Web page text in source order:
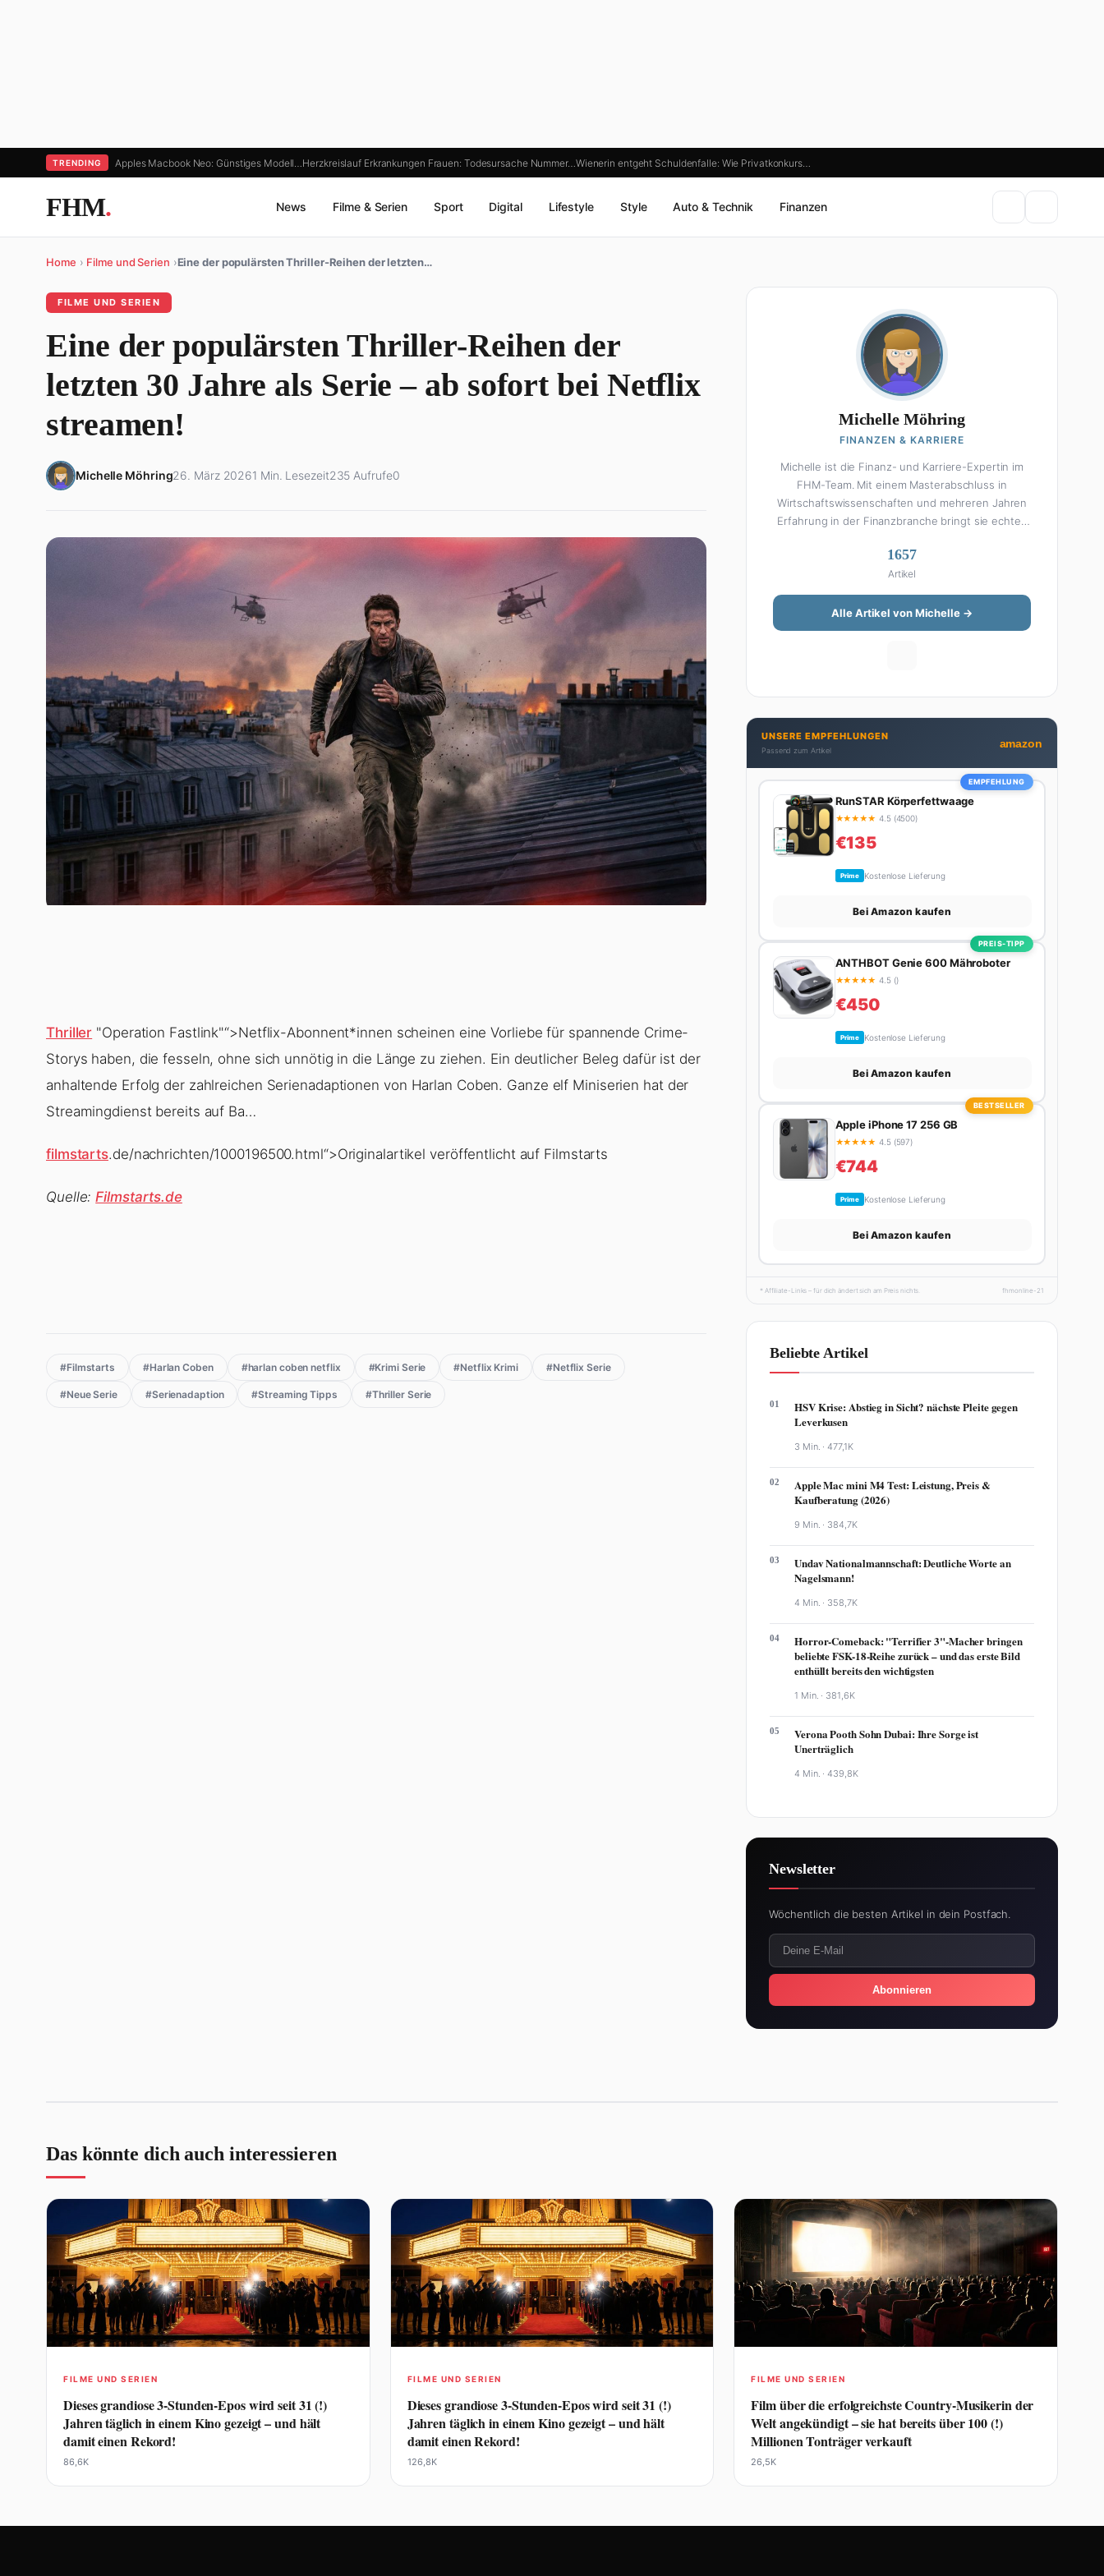
TRENDING Apples Macbook Neo: Günstiges Modell… Herzkreislauf Erkrankungen Frauen: Todesursache Nummer… Wienerin entgeht Schuldenfalle: Wie Privatkonkurs…
FHM. News Filme & Serien Sport Digital Lifestyle Style Auto & Technik Finanzen
Home › Filme und Serien ›Eine der populärsten Thriller-Reihen der letzten…
FILME UND SERIEN
Eine der populärsten Thriller-Reihen der
letzten 30 Jahre als Serie – ab sofort bei Netflix
streamen!
Michelle Möhring26. März 20261 Min. Lesezeit235 Aufrufe0
Thriller "Operation Fastlink"“>Netflix-Abonnent*innen scheinen eine Vorliebe für spannende Crime-
Storys haben, die fesseln, ohne sich unnötig in die Länge zu ziehen. Ein deutlicher Beleg dafür ist der
anhaltende Erfolg der zahlreichen Serienadaptionen von Harlan Coben. Ganze elf Miniserien hat der
Streamingdienst bereits auf Ba…
filmstarts.de/nachrichten/1000196500.html“>Originalartikel veröffentlicht auf Filmstarts
Quelle:Filmstarts.de
#Filmstarts #Harlan Coben #harlan coben netflix #Krimi Serie #Netflix Krimi #Netflix Serie
#Neue Serie #Serienadaption #Streaming Tipps #Thriller Serie
Michelle Möhring
FINANZEN & KARRIERE
Michelle ist die Finanz- und Karriere-Expertin im
FHM-Team. Mit einem Masterabschluss in
Wirtschaftswissenschaften und mehreren Jahren
Erfahrung in der Finanzbranche bringt sie echtes
Bei Michelle klingt Altersvorsorge nicht wie eine
Steuererklärung. Ihre Stärke liegt darin, komplexe
Finanzthemen so aufzubereiten, dass sie jeder
versteht – ohne Fachchinesisch, dafür mit
konkreten Tipps zum Umsetzen. Von ETF-
man Job und Privatleben unter einen Hut
bekommt. Privat ist sie bekennende Kaffee-
Süchtige (3+ Tassen am Tag, Minimum), Podcast-
Hörerin und verbringt ihre Wochenenden am
liebsten in der Natur oder auf dem nächsten
Flohmarkt.
1657
Artikel
Alle Artikel von Michelle →
UNSERE EMPFEHLUNGEN
Passend zum Artikel
amazon
EMPFEHLUNG
RunSTAR Körperfettwaage
★★★★★ 4.5 (4500)
€135
Prime Kostenlose Lieferung
Bei Amazon kaufen
PREIS-TIPP
ANTHBOT Genie 600 Mähroboter
★★★★★ 4.5 ()
€450
Prime Kostenlose Lieferung
Bei Amazon kaufen
BESTSELLER
Apple iPhone 17 256 GB
★★★★★ 4.5 (597)
€744
Prime Kostenlose Lieferung
Bei Amazon kaufen
* Affiliate-Links – für dich ändert sich am Preis nichts. fhmonline-21
Beliebte Artikel
01
HSV Krise: Abstieg in Sicht? nächste Pleite gegen
Leverkusen
3 Min. ·477,1K
02
Apple Mac mini M4 Test: Leistung, Preis &
Kaufberatung (2026)
9 Min. · 384,7K
03
Undav Nationalmannschaft: Deutliche Worte an
Nagelsmann!
4 Min. · 358,7K
04
Horror-Comeback: "Terrifier 3"-Macher bringen
beliebte FSK-18-Reihe zurück – und das erste Bild
enthüllt bereits den wichtigsten
1 Min. · 381,6K
05
Verona Pooth Sohn Dubai: Ihre Sorge ist
Unerträglich
4 Min. ·439,8K
Newsletter
Wöchentlich die besten Artikel in dein Postfach.
Abonnieren
Das könnte dich auch interessieren
FILME UND SERIEN
Dieses grandiose 3-Stunden-Epos wird seit 31 (!)
Jahren täglich in einem Kino gezeigt – und hält
damit einen Rekord!
86,6K
FILME UND SERIEN
Dieses grandiose 3-Stunden-Epos wird seit 31 (!)
Jahren täglich in einem Kino gezeigt – und hält
damit einen Rekord!
126,8K
FILME UND SERIEN
Film über die erfolgreichste Country-Musikerin der
Welt angekündigt – sie hat bereits über 100 (!)
Millionen Tonträger verkauft
26,5K